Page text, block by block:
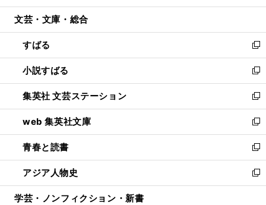
開
ウ
開
く
ン
ウ
で
開
く
ウ
ン
ド
ウ
で
開
く
文芸・文庫・総合
すばる
新
し
い
ウ
ィ
ン
ド
ウ
で
開
く
小説すばる
新
し
い
ウ
ィ
ン
ド
ウ
で
開
集英社 文芸ステーション
新
し
い
ウ
ィ
ン
ド
ウ
web 集英社文庫
新
し
い
ウ
ィ
ン
青春と読書
新
し
い
ウ
アジア人物史
新
し
学芸・ノンフィクション・新書